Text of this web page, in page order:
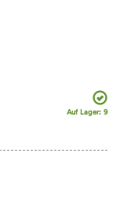
Auf Lager: 9